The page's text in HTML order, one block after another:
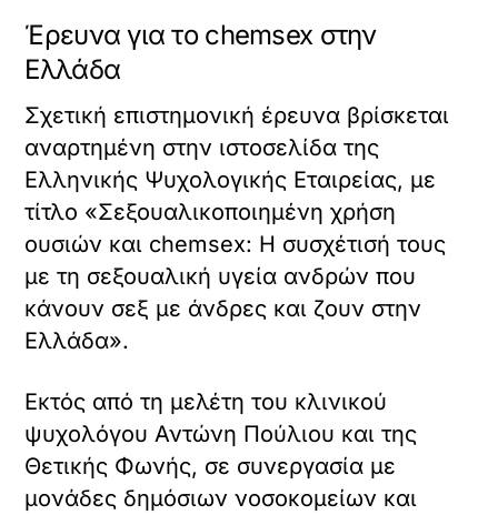
Έρευνα για το chemsex στην
Ελλάδα
Σχετική επιστημονική έρευνα βρίσκεται
αναρτημένη στην ιστοσελίδα της
Ελληνικής Ψυχολογικής Εταιρείας, με
τίτλο «Σεξουαλικοποιημένη χρήση
ουσιών και chemsex: Η συσχέτισή τους
με τη σεξουαλική υγεία ανδρών που
κάνουν σεξ με άνδρες και ζουν στην
Ελλάδα».
Εκτός από τη μελέτη του κλινικού
ψυχολόγου Αντώνη Πούλιου και της
Θετικής Φωνής, σε συνεργασία με
μονάδες δημόσιων νοσοκομείων και